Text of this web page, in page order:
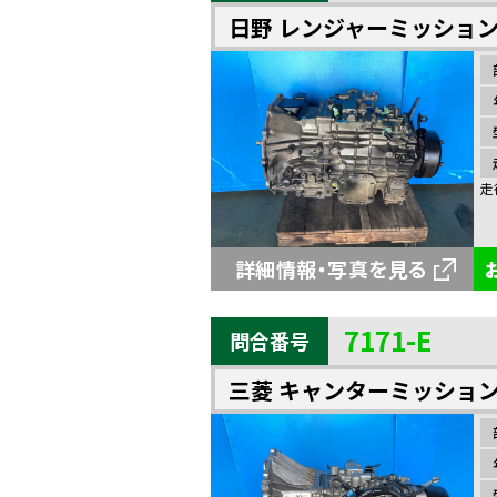
日野 レンジャーミッショ
詳細情報・写真を見る
問合番号 7171-E
三菱 キャンターミッショ